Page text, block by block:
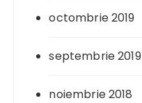
octombrie 2019
septembrie 2019
noiembrie 2018